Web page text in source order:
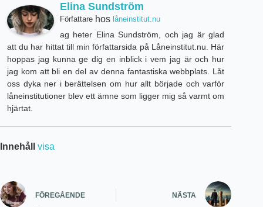
Elina Sundström
Författare hos låneinstitut.nu
ag heter Elina Sundström, och jag är glad
att du har hittat till min författarsida på Låneinstitut.nu. Här
hoppas jag kunna ge dig en inblick i vem jag är och hur
jag kom att bli en del av denna fantastiska webbplats. Låt
oss dyka ner i berättelsen om hur allt började och varför
låneinstitutioner blev ett ämne som ligger mig så varmt om
hjärtat.
Innehåll visa
FÖREGÅENDE NÄSTA